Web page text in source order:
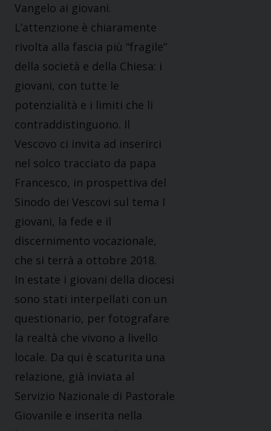
Vangelo ai giovani.
L’attenzione è chiaramente
rivolta alla fascia più “fragile”
della società e della Chiesa: i
giovani, con tutte le
potenzialità e i limiti che li
contraddistinguono. Il
Vescovo ci invita ad inserirci
nel solco tracciato da papa
Francesco, in prospettiva del
Sinodo dei Vescovi sul tema I
giovani, la fede e il
discernimento vocazionale,
che si terrà a ottobre 2018.
In estate i giovani della diocesi
sono stati interpellati con un
questionario, per fotografare
la realtà che vivono a livello
locale. Da qui è scaturita una
relazione, già inviata al
Servizio Nazionale di Pastorale
Giovanile e inserita nella